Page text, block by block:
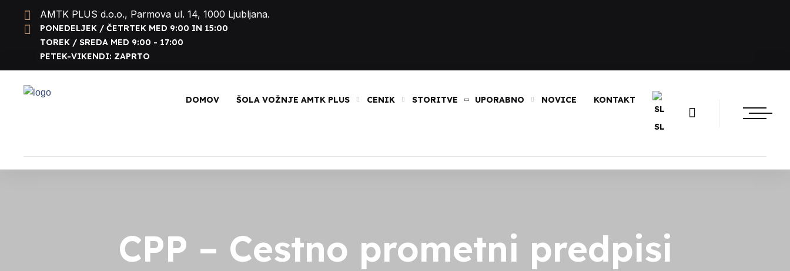
AMTK PLUS d.o.o., Parmova ul. 14, 1000 Ljubljana.
PONEDELJEK / ČETRTEK MED 9:00 IN 15:00
TOREK / SREDA MED 9:00 - 17:00
PETEK-VIKENDI: ZAPRTO
DOMOV ŠOLA VOŽNJE AMTK PLUS CENIK STORITVE UPORABNO NOVICE KONTAKT
SL
CPP – Cestno prometni predpisi